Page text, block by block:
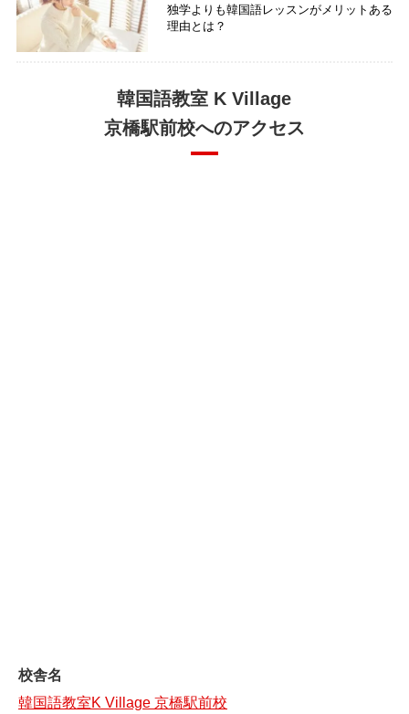
独学よりも韓国語レッスンがメリットある
理由とは？
韓国語教室 K Village
京橋駅前校へのアクセス
校舎名
韓国語教室K Village 京橋駅前校